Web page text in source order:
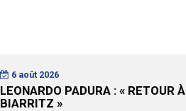
6 août 2026
LEONARDO PADURA : « RETOUR À
BIARRITZ »